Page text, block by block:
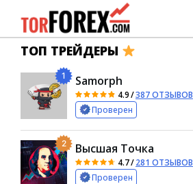
ТОП ТРЕЙДЕРЫ
1 Samorph
4.9/387 ОТЗЫВОВ
Проверен
2 Высшая Точка
4.7/281 ОТЗЫВОВ
Проверен